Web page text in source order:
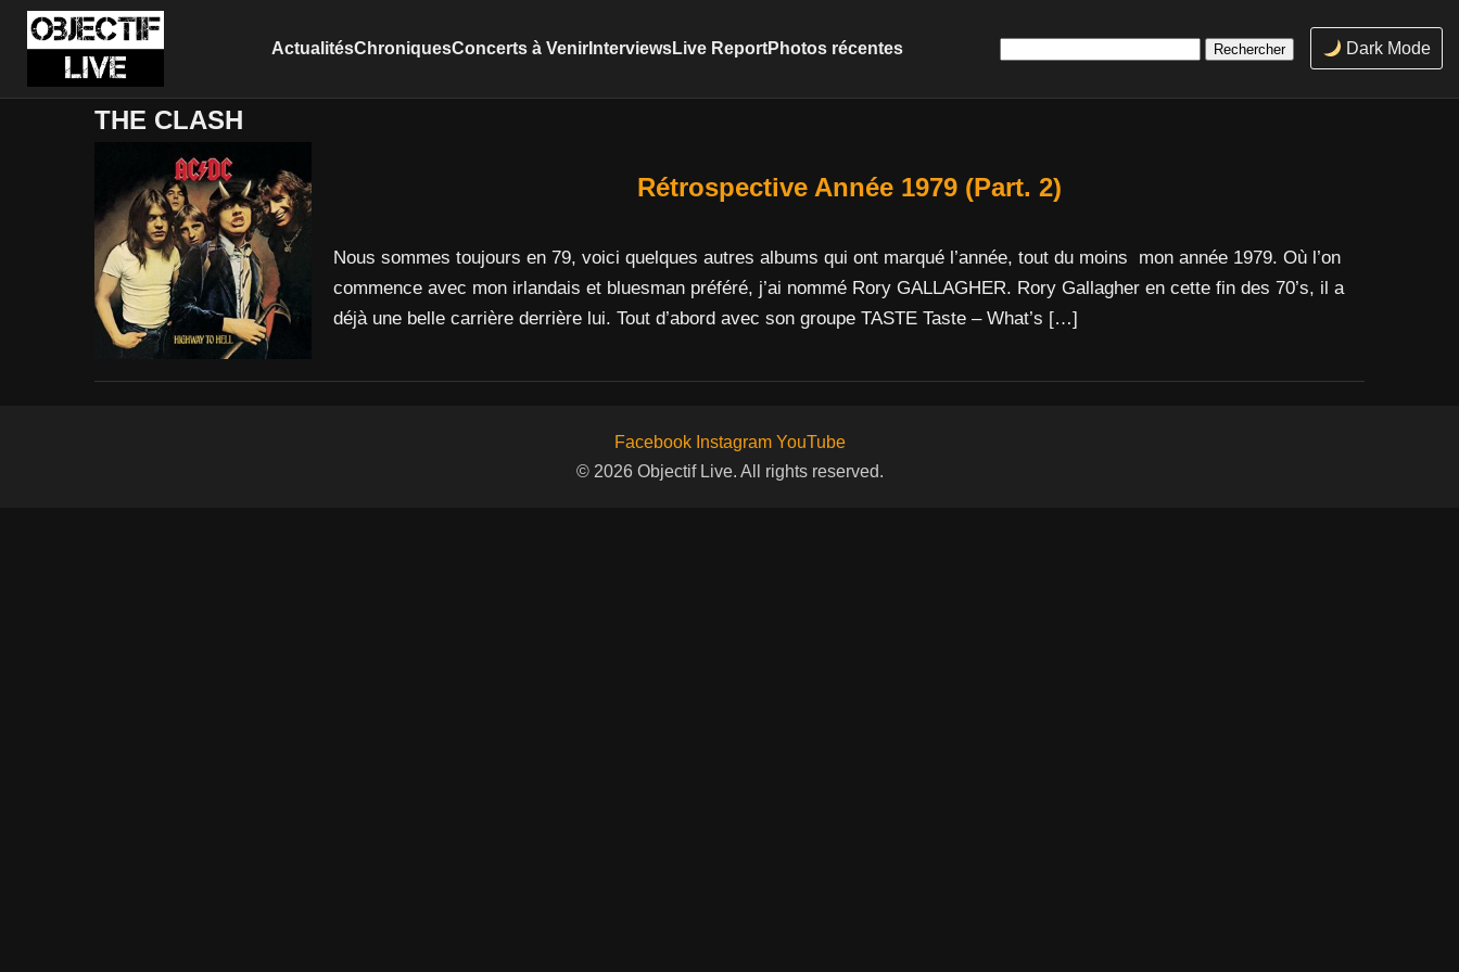
ActualitésChroniquesConcerts à VenirInterviewsLive ReportPhotos récentes Dark Mode
THE CLASH
Rétrospective Année 1979 (Part. 2)
Nous sommes toujours en 79, voici quelques autres albums qui ont marqué l’année, tout du moins mon année 1979. Où l’on
commence avec mon irlandais et bluesman préféré, j’ai nommé Rory GALLAGHER. Rory Gallagher en cette fin des 70’s, il a
déjà une belle carrière derrière lui. Tout d’abord avec son groupe TASTE Taste – What’s […]
Facebook Instagram YouTube
© 2026 Objectif Live. All rights reserved.